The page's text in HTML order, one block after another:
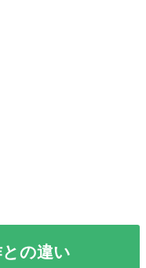
との違い